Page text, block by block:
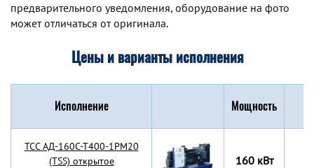
предварительного уведомления, оборудование на фото
может отличаться от оригинала.
Цены и варианты исполнения
Исполнение Мощность
TCC АД-160С-Т400-1РМ20
(TSS) открытое
160 кВт